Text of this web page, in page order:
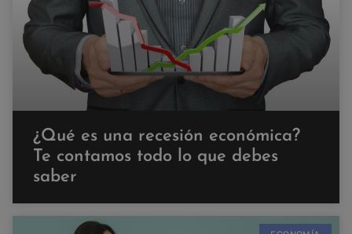
¿Qué es una recesión económica?
Te contamos todo lo que debes
saber